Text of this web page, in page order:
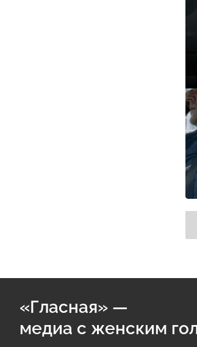
«Гласная» —
медиа с женским